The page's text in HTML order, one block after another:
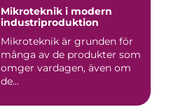
Mikroteknik i modern
industriproduktion
Mikroteknik är grunden för
många av de produkter som
omger vardagen, även om
de...